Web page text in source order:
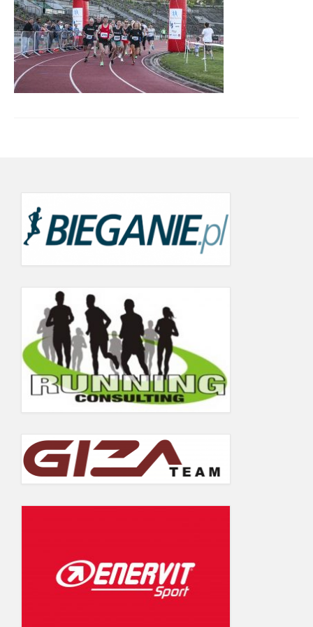
Wyniki cyklu 2022
wyniki 19.09.2022
21.06.2022
24.05.2022
20.06.2020
8.05.2019
5.06.2019
Wyniki Warsaw Track Cup 2018
Wyniki Warsaw Track Cup 2017
Wyniki Warsaw Track Cup 2016
Wyniki Warsaw Track Cup 2014
Wyniki Warsaw Track Cup 2013
KONTAKT